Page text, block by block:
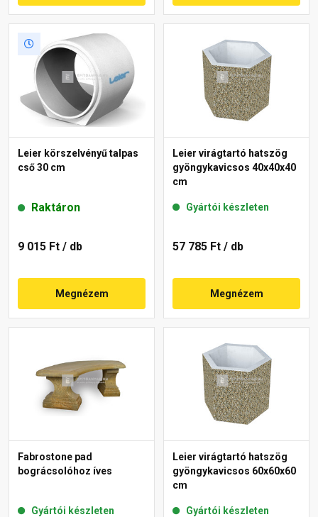
Leier körszelvényű talpas
cső 30 cm
Raktáron
9 015 Ft / db
Megnézem
Leier virágtartó hatszög
gyöngykavicsos 40x40x40
cm
Gyártói készleten
57 785 Ft / db
Megnézem
Fabrostone pad
bográcsolóhoz íves
Gyártói készleten
Leier virágtartó hatszög
gyöngykavicsos 60x60x60
cm
Gyártói készleten